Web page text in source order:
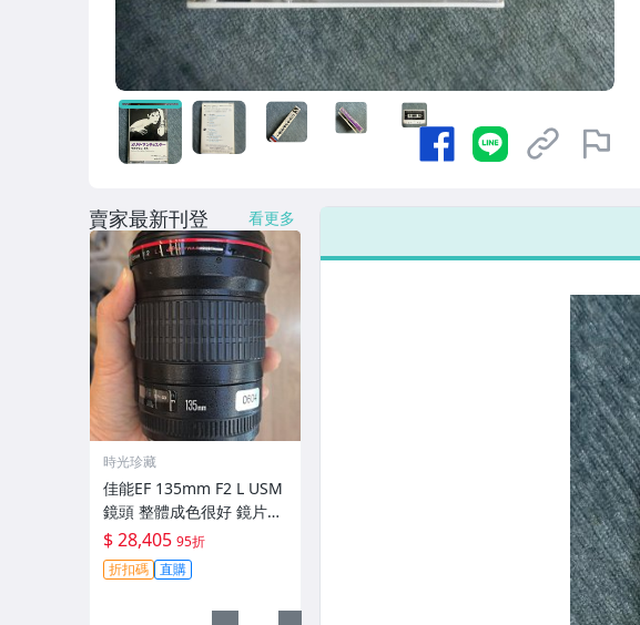
賣家最新刊登 看更多
時光珍藏
佳能EF 135mm F2 L USM
鏡頭 整體成色很好 鏡片完
美無劃痕 功能一切正常 無
拆修無-3430
$ 28,405 95折
折扣碼 直購